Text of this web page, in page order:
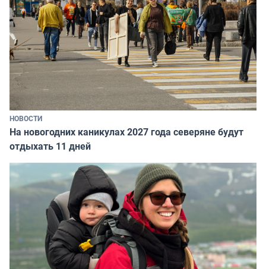
НОВОСТИ
На новогодних каникулах 2027 года северяне будут
отдыхать 11 дней